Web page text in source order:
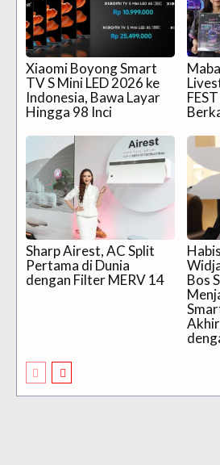
Xiaomi Boyong Smart
TV S Mini LED 2026 ke
Indonesia, Bawa Layar
Hingga 98 Inci
Sharp Airest, AC Split
Pertama di Dunia
dengan Filter MERV 14
Bos